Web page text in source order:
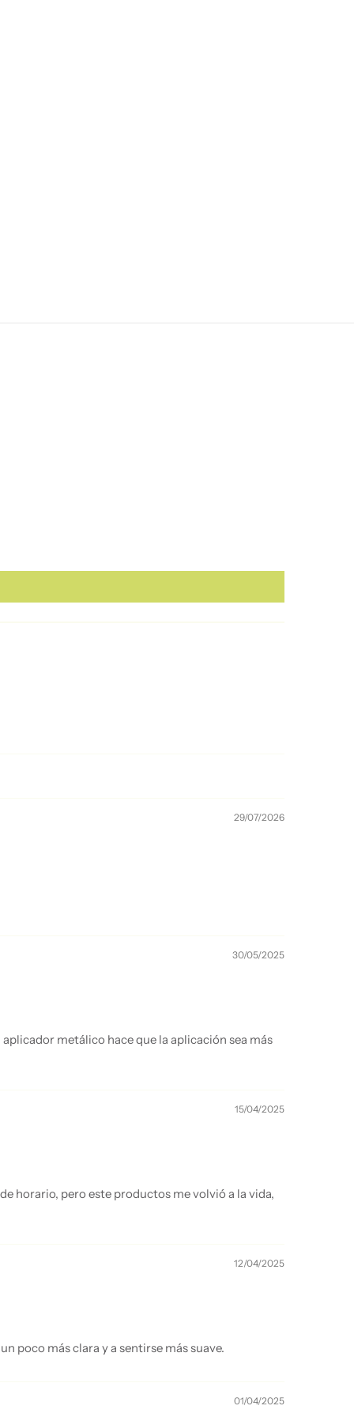
29/07/2026
30/05/2025
metálico hace que la aplicación sea más
15/04/2025
horario, pero este productos me volvió a la vida,
12/04/2025
poco más clara y a sentirse más suave.
01/04/2025